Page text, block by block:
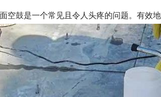
空鼓是一个常见且令人头疼的问题。有效